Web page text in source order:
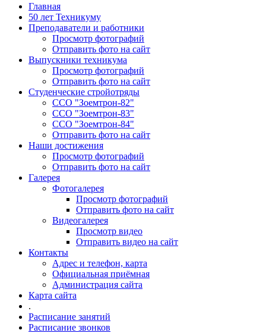
Главная
50 лет Техникуму
Преподаватели и работники
Просмотр фотографий
Отправить фото на сайт
Выпускники техникума
Просмотр фотографий
Отправить фото на сайт
Студенческие стройотряды
ССО "Зоемтрон-82"
ССО "Зоемтрон-83"
ССО "Зоемтрон-84"
Отправить фото на сайт
Наши достижения
Просмотр фотографий
Отправить фото на сайт
Галерея
Фотогалерея
Просмотр фотографий
Отправить фото на сайт
Видеогалерея
Просмотр видео
Отправить видео на сайт
Контакты
Адрес и телефон, карта
Официальная приёмная
Администрация сайта
Карта сайта
.
Расписание занятий
Расписание звонков